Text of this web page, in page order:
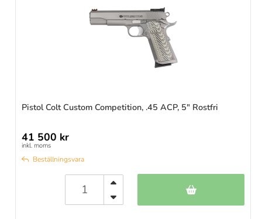
Pistol Colt Custom Competition, .45 ACP, 5" Rostfri
41 500 kr
inkl. moms
Beställningsvara